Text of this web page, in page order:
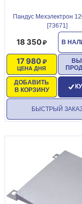
Пандус Мехэлектрон
[73671]
В
18 350
ЦЕНА ДНЯ
17 980
ДОБАВИТЬ
В КОРЗИНУ
БЫСТРЫЙ